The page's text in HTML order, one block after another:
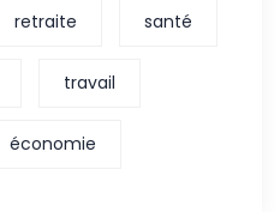
retraite santé
travail
économie